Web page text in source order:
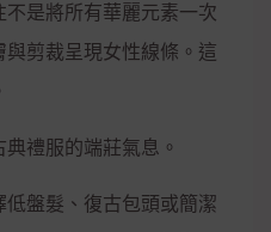
是將所有華麗元素一次
剪裁呈現女性線條。這
禮服的端莊氣息。
低盤髮、復古包頭或簡潔